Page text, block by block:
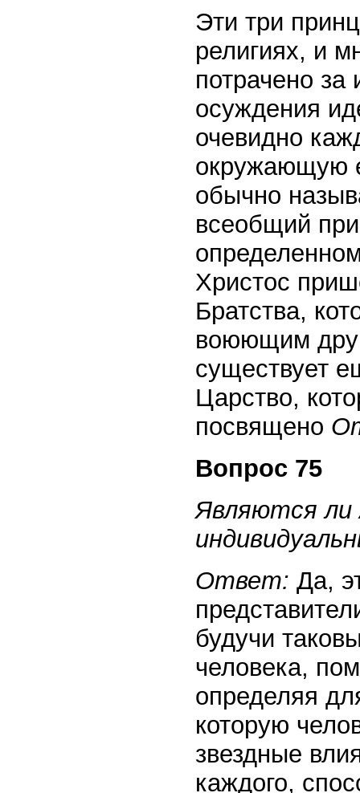
Эти три
религиях, и
потрачено
осуждения
очевидно
окружающую
обычно
всеобщий
Христос
Братства,
воюющим
существует
Царство,
посвящено
Вопрос 75
Являются
Ответ: Да,
будучи
человека,
определяя
которую
звездные
каждого,